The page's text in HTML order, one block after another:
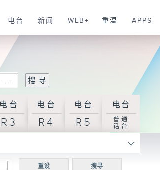
电台 新闻 WEB+ 重温 APPS
电台
R3
电台
R4
电台
R5
电台
普通
话台
搜寻
重设